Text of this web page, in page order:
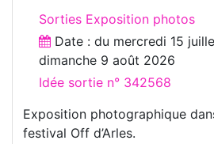
Sorties Exposition photos
Date : du mercredi 15
dimanche 9 août 2026
Idée sortie n° 342568
Exposition photographique
festival Off d’Arles.